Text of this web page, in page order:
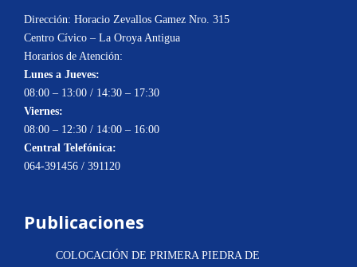
Dirección: Horacio Zevallos Gamez Nro. 315
Centro Cívico – La Oroya Antigua
Horarios de Atención:
Lunes a Jueves:
08:00 – 13:00 / 14:30 – 17:30
Viernes:
08:00 – 12:30 / 14:00 – 16:00
Central Telefónica:
064-391456 / 391120
Publicaciones
COLOCACIÓN DE PRIMERA PIEDRA DE